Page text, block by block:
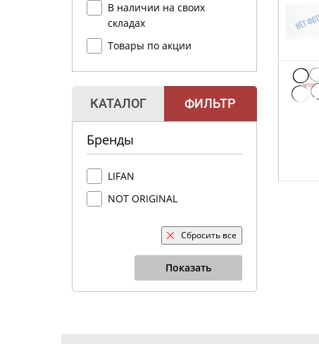
В наличии на своих
складах
Товары по акции
КАТАЛОГ ФИЛЬТР
Бренды
LIFAN
NOT ORIGINAL
Сбросить все
Показать